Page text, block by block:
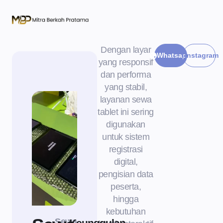
Dengan layar
yang responsif
dan performa
yang stabil,
layanan sewa
tablet ini sering
digunakan
untuk sistem
registrasi
digital,
pengisian data
peserta,
hingga
kebutuhan
WhatsappInstagram